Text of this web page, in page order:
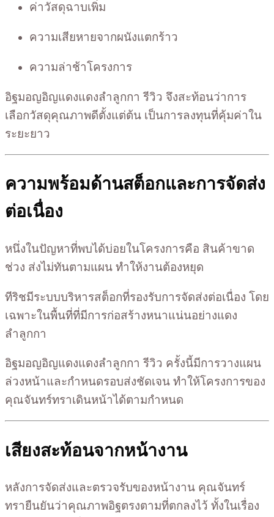
ค่าวัสดุฉาบเพิ่ม
ความเสียหายจากผนังแตกร้าว
ความล่าช้าโครงการ
อิฐมอญอิญแดงแดงลำลูกกา รีวิว จึงสะท้อนว่าการ
เลือกวัสดุคุณภาพดีตั้งแต่ต้น เป็นการลงทุนที่คุ้มค่าใน
ระยะยาว
ความพร้อมด้านสต็อกและการจัดส่ง
ต่อเนื่อง
หนึ่งในปัญหาที่พบได้บ่อยในโครงการคือ สินค้าขาด
ช่วง ส่งไม่ทันตามแผน ทำให้งานต้องหยุด
ทีริชมีระบบบริหารสต็อกที่รองรับการจัดส่งต่อเนื่อง โดย
เฉพาะในพื้นที่ที่มีการก่อสร้างหนาแน่นอย่างแดง
ลำลูกกา
อิฐมอญอิญแดงแดงลำลูกกา รีวิว ครั้งนี้มีการวางแผน
ล่วงหน้าและกำหนดรอบส่งชัดเจน ทำให้โครงการของ
คุณจันทร์ทราเดินหน้าได้ตามกำหนด
เสียงสะท้อนจากหน้างาน
หลังการจัดส่งและตรวจรับของหน้างาน คุณจันทร์
ทรายืนยันว่าคุณภาพอิฐตรงตามที่ตกลงไว้ ทั้งในเรื่อง